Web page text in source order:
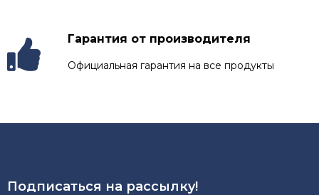
Гарантия от производителя
Официальная гарантия на все продукты
Подписаться на рассылкy!